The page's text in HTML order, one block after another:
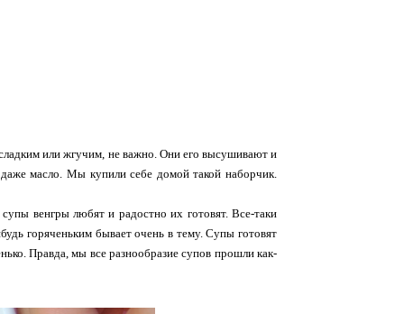
или жгучим, не важно. Они его высушивают и
масло. Мы купили себе домой такой наборчик.
венгры любят и радостно их готовят. Все-таки
горяченьким бывает очень в тему. Супы готовят
Правда, мы все разнообразие супов прошли как-